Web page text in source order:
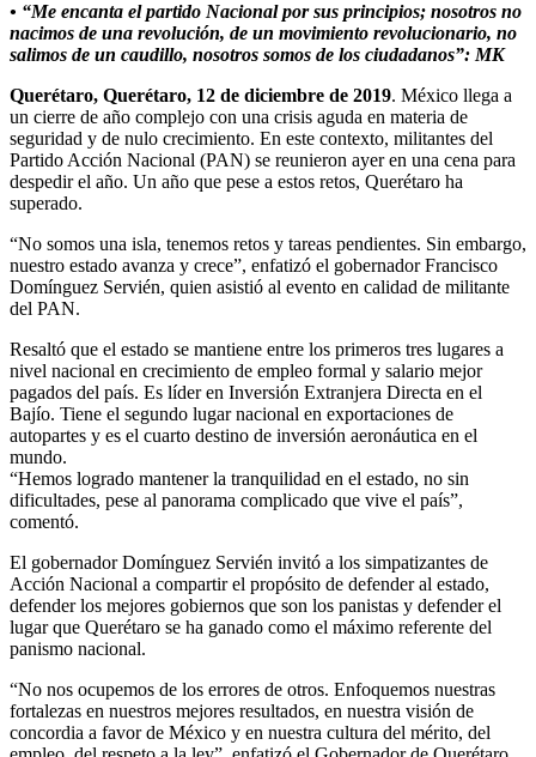
• “Me encanta el partido Nacional por sus principios; nosotros no
nacimos de una revolución, de un movimiento revolucionario, no
salimos de un caudillo, nosotros somos de los ciudadanos”: MK
Querétaro, Querétaro, 12 de diciembre de 2019. México llega a
un cierre de año complejo con una crisis aguda en materia de
seguridad y de nulo crecimiento. En este contexto, militantes del
Partido Acción Nacional (PAN) se reunieron ayer en una cena para
despedir el año. Un año que pese a estos retos, Querétaro ha
superado.
“No somos una isla, tenemos retos y tareas pendientes. Sin embargo,
nuestro estado avanza y crece”, enfatizó el gobernador Francisco
Domínguez Servién, quien asistió al evento en calidad de militante
del PAN.
Resaltó que el estado se mantiene entre los primeros tres lugares a
nivel nacional en crecimiento de empleo formal y salario mejor
pagados del país. Es líder en Inversión Extranjera Directa en el
Bajío. Tiene el segundo lugar nacional en exportaciones de
autopartes y es el cuarto destino de inversión aeronáutica en el
mundo.
“Hemos logrado mantener la tranquilidad en el estado, no sin
dificultades, pese al panorama complicado que vive el país”,
comentó.
El gobernador Domínguez Servién invitó a los simpatizantes de
Acción Nacional a compartir el propósito de defender al estado,
defender los mejores gobiernos que son los panistas y defender el
lugar que Querétaro se ha ganado como el máximo referente del
panismo nacional.
“No nos ocupemos de los errores de otros. Enfoquemos nuestras
fortalezas en nuestros mejores resultados, en nuestra visión de
concordia a favor de México y en nuestra cultura del mérito, del